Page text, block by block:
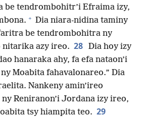
be tendrombohitr’i Efraima izy,
+ Dia niara-nidina taminy
be tendrombohitra ny
azy ireo. 28 Dia hoy izy
hanaraka ahy, fa efa nataon’i
Moabita fahavalonareo.” Dia
Nankeny amin’ireo
Reniranon’i Jordana izy ireo,
tsy hiampita teo. 29